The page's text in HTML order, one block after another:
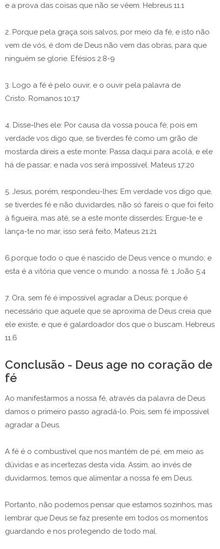
e a prova das coisas que não se vêem. Hebreus 11.1
2. Porque pela graça sois salvos, por meio da fé, e isto não
vem de vós, é dom de Deus não vem das obras, para que
ninguém se glorie. Efésios 2:8-9
3. Logo a fé é pelo ouvir, e o ouvir pela palavra de
Cristo. Romanos 10:17
4. Disse-lhes ele: Por causa da vossa pouca fé; pois em
verdade vos digo que, se tiverdes fé como um grão de
mostarda direis a este monte: Passa daqui para acolá, e ele
há de passar; e nada vos será impossível. Mateus 17:20
5. Jesus, porém, respondeu-lhes: Em verdade vos digo que,
se tiverdes fé e não duvidardes, não só fareis o que foi feito
à figueira, mas até, se a este monte disserdes: Ergue-te e
lança-te no mar, isso será feito; Mateus 21:21
6.porque todo o que é nascido de Deus vence o mundo; e
esta é a vitória que vence o mundo: a nossa fé. 1 João 5:4
7. Ora, sem fé é impossível agradar a Deus; porque é
necessário que aquele que se aproxima de Deus creia que
ele existe, e que é galardoador dos que o buscam. Hebreus
11.6
Conclusão - Deus age no coração de
fé
Ao manifestarmos a nossa fé, através da palavra de Deus
damos o primeiro passo agradá-lo. Pois, sem fé impossível
agradar a Deus.
A fé é o combustível que nos mantém de pé, em meio as
dúvidas e as incertezas desta vida. Assim, ao invés de
duvidarmos, temos que alimentar a nossa fé em Deus.
Portanto, não podemos pensar que estamos sozinhos, mas
lembrar que Deus se faz presente em todos os momentos
guardando e nos protegendo de todo mal.